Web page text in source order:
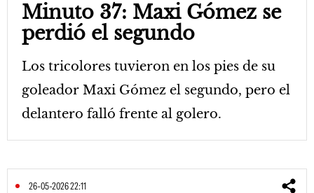
Minuto 37: Maxi Gómez se
perdió el segundo
Los tricolores tuvieron en los pies de su
goleador Maxi Gómez el segundo, pero el
delantero falló frente al golero.
26-05-2026 22:11